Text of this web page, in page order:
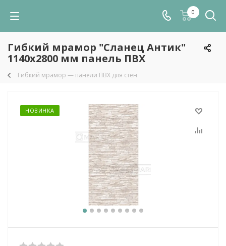
0
Гибкий мрамор "Сланец Антик"
1140х2800 мм панель ПВХ
Гибкий мрамор — панели ПВХ для стен
НОВИНКА